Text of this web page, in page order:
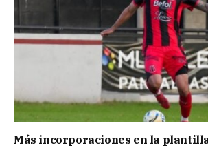
Más incorporaciones en la